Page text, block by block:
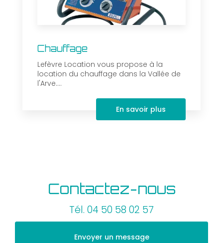
Chauffage
Lefèvre Location vous propose à la
location du chauffage dans la Vallée de
l'Arve....
En savoir plus
Contactez-nous
Tél. 04 50 58 02 57
Envoyer un message